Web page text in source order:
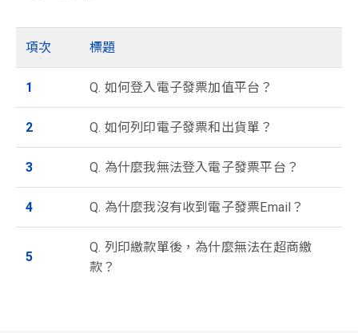
項次 標題
1 Q. 如何登入電子發票加值平台？
2 Q. 如何列印電子發票和出貨單？
3 Q. 為什麼我無法登入電子發票平台？
4 Q. 為什麼我沒有收到電子發票Email？
5
Q. 列印繳款單後，為什麼無法在超商繳
款？